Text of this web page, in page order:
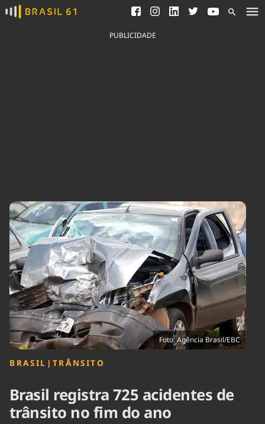
Ver todas as notícias
Saneamento
Indicadores
Agronegócios
Brasil
Brasil Mineral
Ciência &
Tecnologia
Cinema
Comportamento
Cultura
Economia
Educação
Infraestrutura
Internacional
Meio Ambiente
Podcast
Política
Saúde
Tempo
PUBLICIDADE
Foto: Agência Brasil/EBC
BRASIL | TRÂNSITO
Brasil registra 725 acidentes de
trânsito no fim do ano